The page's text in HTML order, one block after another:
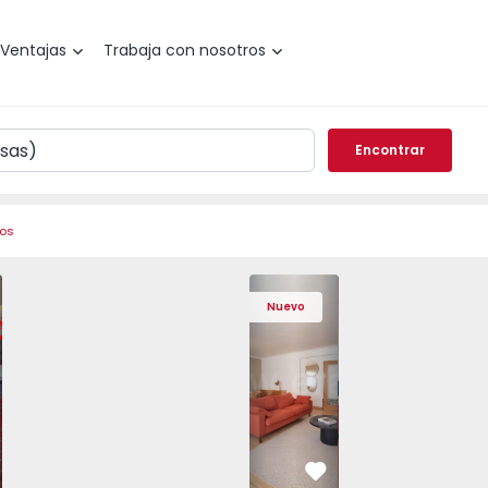
Ventajas Trabaja con nosotros
Encontrar
de Varzim, Póvoa de Varzim, Beiriz e Argivai - 1574602 - 20
T3 Póvoa de Varzim, Póvoa de Varzim, Beiriz e Argivai -
Apartamento T3 Póvoa de Varzim, Póvoa de Varzim, Beiriz
Apartamento T3 Póvoa de Varzim, Póvoa de
Apartamento T3 Póvoa de Varzim,
Apartamento T3 Póvoa de
Apartamento
Nuevo
Apartamento T4 Cascais, São Domingos
Apartamento T4 Cascais,
Apartamento T4
Favorito